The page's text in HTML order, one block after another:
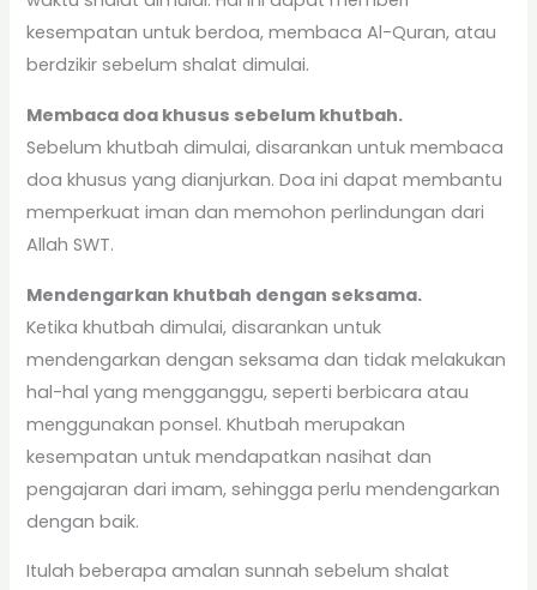
kesempatan untuk berdoa, membaca Al-Quran, atau
berdzikir sebelum shalat dimulai.
Membaca doa khusus sebelum khutbah.
Sebelum khutbah dimulai, disarankan untuk membaca
doa khusus yang dianjurkan. Doa ini dapat membantu
memperkuat iman dan memohon perlindungan dari
Allah SWT.
Mendengarkan khutbah dengan seksama.
Ketika khutbah dimulai, disarankan untuk
mendengarkan dengan seksama dan tidak melakukan
hal-hal yang mengganggu, seperti berbicara atau
menggunakan ponsel. Khutbah merupakan
kesempatan untuk mendapatkan nasihat dan
pengajaran dari imam, sehingga perlu mendengarkan
dengan baik.
Itulah beberapa amalan sunnah sebelum shalat